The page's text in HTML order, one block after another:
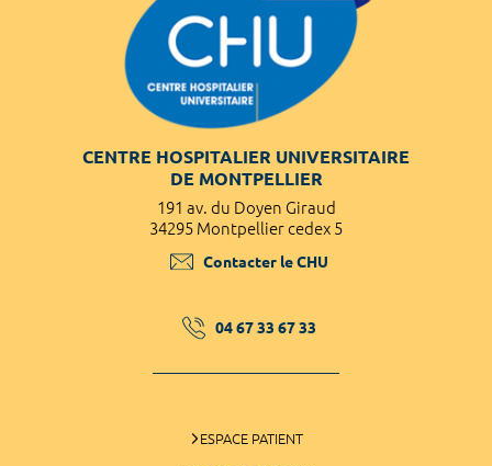
CENTRE HOSPITALIER UNIVERSITAIRE
DE MONTPELLIER
191 av. du Doyen Giraud
34295 Montpellier cedex 5
Contacter le CHU
04 67 33 67 33
ESPACE PATIENT